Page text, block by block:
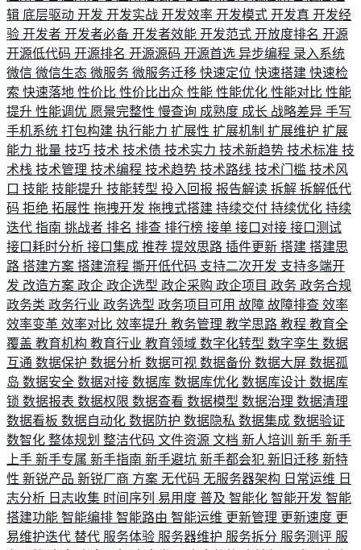
辑 底层驱动 开发 开发实战 开发效率 开发模式 开发真 开发经
验 开发者 开发者必备 开发者效能 开发范式 开放度排名 开源
开源低代码 开源排名 开源源码 开源首选 异步编程 录入系统
微信 微信生态 微服务 微服务迁移 快速定位 快速搭建 快速检
索 快速落地 性价比 性价比出众 性能 性能优化 性能对比 性能
提升 性能调优 愿景完整性 慢查询 成熟度 成长 战略差异 手写
手机系统 打包构建 执行能力 扩展性 扩展机制 扩展维护 扩展
能力 批量 技巧 技术 技术债 技术实力 技术新趋势 技术标准 技
术栈 技术管理 技术编程 技术趋势 技术路线 技术门槛 技术风
口 技能 技能提升 技能转型 投入回报 报告解读 拆解 拆解低代
码 拒绝 拓展性 拖拽开发 拖拽式搭建 持续交付 持续优化 持续
迭代 指南 挑战者 排名 排查 排行榜 接单 接口对接 接口测试
接口耗时分析 接口集成 推荐 提效思路 插件更新 搭建 搭建思
路 搭建方案 搭建流程 撕开低代码 支持二次开发 支持多端开
发 改造方案 政企 政企选型 政企采购 政企项目 政务 政务合规
政务类 政务行业 政务选型 政务项目可用 故障 故障排查 效率
效率变革 效率对比 效率提升 教务管理 教学思路 教程 教育全
覆盖 教育机构 教育行业 教育领域 数字化转型 数字孪生 数据
互通 数据保护 数据分析 数据可视 数据备份 数据大屏 数据孤
岛 数据安全 数据对接 数据库 数据库优化 数据库设计 数据库
锁 数据报表 数据权限 数据查看 数据模型 数据治理 数据清理
数据看板 数据自动化 数据防护 数据隐私 数据集成 数据验证
数智化 整体规划 整洁代码 文件资源 文档 新人培训 新手 新手
上手 新手专属 新手指南 新手避坑 新手都会犯 新旧迁移 新特
性 新锐产品 新锐厂商 方案 无代码 无服务器架构 日常运维 日
志分析 日志收集 时间序列 易用度 普及 智能化 智能开发 智能
搭建功能 智能编排 智能路由 智能运维 更新管理 更新速度 更
易维护迭代 替代 服务体验 服务器维护 服务拆分 服务测评 服